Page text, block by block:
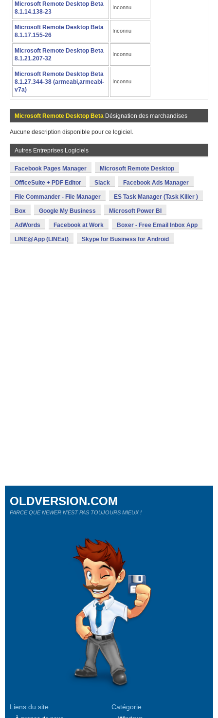
Microsoft Remote Desktop Beta
8.1.14.138-23
Inconnu
Microsoft Remote Desktop Beta
8.1.17.155-26
Inconnu
Microsoft Remote Desktop Beta
8.1.21.207-32
Inconnu
Microsoft Remote Desktop Beta
8.1.27.344-38 (armeabi,armeabi-
v7a)
Inconnu
Microsoft Remote Desktop Beta Désignation des marchandises
Aucune description disponible pour ce logiciel.
Autres Entreprises Logiciels
Facebook Pages Manager Microsoft Remote Desktop
OfficeSuite + PDF Editor Slack Facebook Ads Manager
File Commander - File Manager ES Task Manager (Task Killer )
Box Google My Business Microsoft Power BI
AdWords Facebook at Work Boxer - Free Email Inbox App
LINE@App (LINEat) Skype for Business for Android
Liens du site Catégorie
OLDVERSION.COM
PARCE QUE NEWER N'EST PAS TOUJOURS MIEUX !